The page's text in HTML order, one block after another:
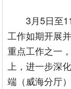
3月5日至
工作如期开展
重点工作之一
上，进一步深
端（威海分厅